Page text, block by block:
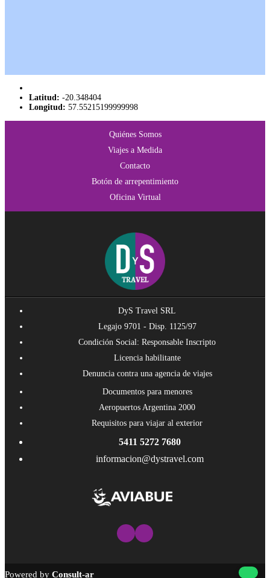
Latitud: -20.348404
Longitud: 57.55215199999998
Quiénes Somos
Viajes a Medida
Contacto
Botón de arrepentimiento
Oficina Virtual
DyS Travel SRL
Legajo 9701 - Disp. 1125/97
Condición Social: Responsable Inscripto
Licencia habilitante
Denuncia contra una agencia de viajes
Documentos para menores
Aeropuertos Argentina 2000
Requisitos para viajar al exterior
5411 5272 7680
informacion@dystravel.com
Powered by Consult-ar